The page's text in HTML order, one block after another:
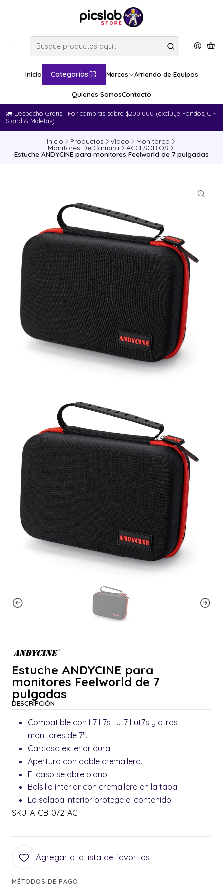
Inicio Categorías Marcas Arriendo de Equipos
Quienes SomosContacto
🚛​ Despacho Gratis | Por compras sobre $200.000 (excluye Fondos, C -
Stand & Maletas)
Inicio Productos Video Monitoreo
Monitores De Cámara ACCESORIOS
Estuche ANDYCINE para monitores Feelworld de 7 pulgadas
Estuche ANDYCINE para
monitores Feelworld de 7
pulgadas
DESCRIPCIÓN
Compatible con L7 L7s Lut7 Lut7s y otros
monitores de 7".
Carcasa exterior dura.
Apertura con doble cremallera.
El caso se abre plano.
Bolsillo interior con cremallera en la tapa.
La solapa interior protege el contenido.
SKU: A-CB-072-AC
Agregar a la lista de favoritos
MÉTODOS DE PAGO